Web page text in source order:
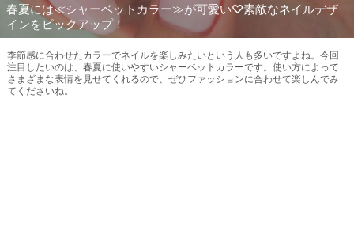
春夏には≪シャーベットカラー≫が可愛い♡素敵なネイルデザ
インをピックアップ！
季節感に合わせたカラーでネイルを楽しみたいという人も多いですよね。今回
注目したいのは、春夏に使いやすいシャーベットカラーです。使い方によって
さまざまな表情を見せてくれるので、ぜひファッションに合わせて楽しんでみ
てくださいね。